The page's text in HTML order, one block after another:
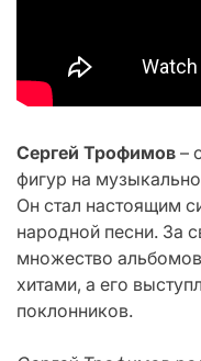
Сергей Трофимов –
фигур на
Он стал настоящим
народной песни. За
множество
хитами, а его
поклонников.